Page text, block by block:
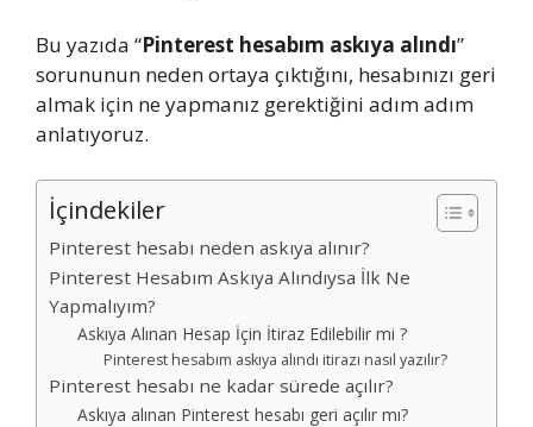
Bu yazıda “Pinterest hesabım askıya alındı”
sorununun neden ortaya çıktığını, hesabınızı geri
almak için ne yapmanız gerektiğini adım adım
anlatıyoruz.
İçindekiler
Pinterest hesabı neden askıya alınır?
Pinterest Hesabım Askıya Alındıysa İlk Ne
Yapmalıyım?
Askıya Alınan Hesap İçin İtiraz Edilebilir mi ?
Pinterest hesabım askıya alındı itirazı nasıl yazılır?
Pinterest hesabı ne kadar sürede açılır?
Askıya alınan Pinterest hesabı geri açılır mı?